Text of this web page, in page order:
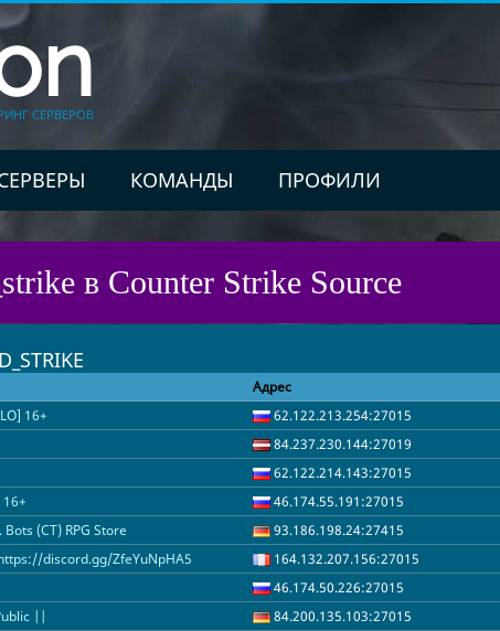
СЕРВЕРОВ
КОМАНДЫ ПРОФИЛИ
в Counter Strike Source
Адрес
16+
62.122.213.254:27015
84.237.230.144:27019
62.122.214.143:27015
46.174.55.191:27015
(CT) RPG Store
93.186.198.24:27415
discord.gg/ZfeYuNpHA5
164.132.207.156:27015
46.174.50.226:27015
||
84.200.135.103:27015